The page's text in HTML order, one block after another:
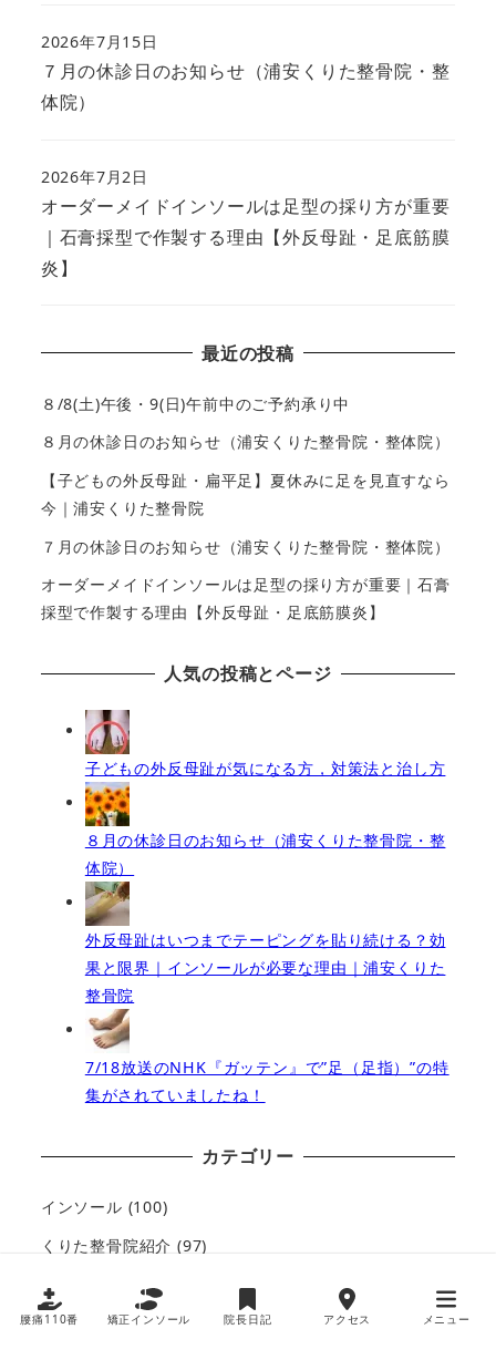
７月の休診日のお知らせ（浦安くりた整骨院・整
体院）
2026年7月15日
オーダーメイドインソールは足型の採り方が重要
｜石膏採型で作製する理由【外反母趾・足底筋膜
炎】
2026年7月2日
最近の投稿
８/8(土)午後・9(日)午前中のご予約承り中
８月の休診日のお知らせ（浦安くりた整骨院・整体院）
【子どもの外反母趾・扁平足】夏休みに足を見直すなら
今｜浦安くりた整骨院
７月の休診日のお知らせ（浦安くりた整骨院・整体院）
オーダーメイドインソールは足型の採り方が重要｜石膏
採型で作製する理由【外反母趾・足底筋膜炎】
人気の投稿とページ
子どもの外反母趾が気になる方，対策法と治し方
８月の休診日のお知らせ（浦安くりた整骨院・整
体院）
外反母趾はいつまでテーピングを貼り続ける？効
果と限界｜インソールが必要な理由｜浦安くりた
整骨院
7/18放送のNHK『ガッテン』で”足（足指）”の特
集がされていましたね！
カテゴリー
インソール (100)
くりた整骨院紹介 (97)
その他
むち打ち症状(24)
腰痛110番 矯正インソール 院長日記 アクセス メニュー